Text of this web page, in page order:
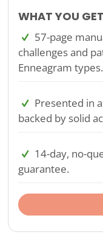
WHAT YOU GET
57-page
challenges and
Enneagram types.
Presented in
backed by solid
14-day, no-
guarantee.